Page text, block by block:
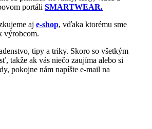
portáli SMARTWEAR.
aj e-shop, vďaka ktorému sme
výrobcom.
tipy a triky. Skoro so všetkým
takže ak vás niečo zaujíma alebo si
pokojne nám napíšte e-mail na